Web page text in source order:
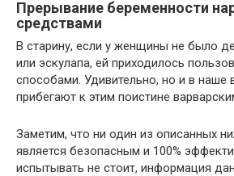
Прерывание беременности
средствами
В старину, если у женщины не было
или эскулапа, ей приходилось
способами. Удивительно, но и в наше
прибегают к этим поистине
Заметим, что ни один из описанных
является безопасным и 100%
испытывать не стоит, информация